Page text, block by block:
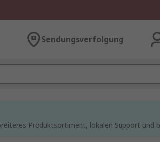
Sendungsverfolgung
Produktsortiment, lokalen Support und